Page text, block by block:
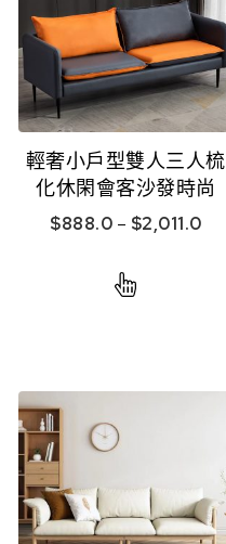
輕奢小戶型雙人三人梳
化休閑會客沙發時尚
$888.0 – $2,011.0